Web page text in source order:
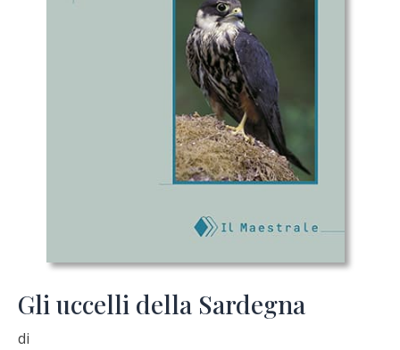
Gli uccelli della Sardegna
di